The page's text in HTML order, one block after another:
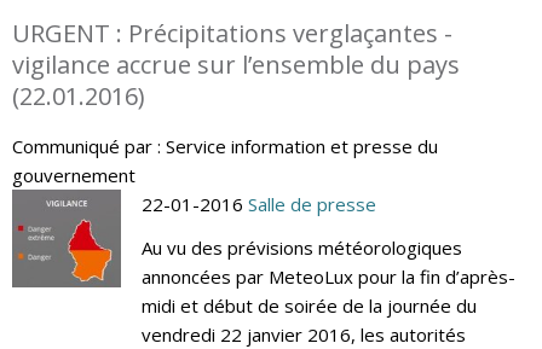
URGENT : Précipitations verglaçantes -
vigilance accrue sur l’ensemble du pays
(22.01.2016)
Communiqué par : Service information et presse du
gouvernement
22-01-2016 Salle de presse
Au vu des prévisions météorologiques
annoncées par MeteoLux pour la fin d’après-
midi et début de soirée de la journée du
vendredi 22 janvier 2016, les autorités